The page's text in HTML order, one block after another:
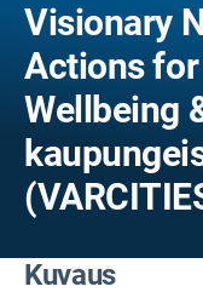
Visionary
Actions
Wellbeing
Kuvaus